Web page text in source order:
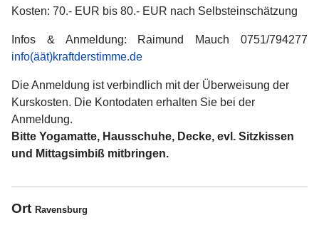
Kosten: 70.- EUR bis 80.- EUR nach Selbsteinschätzung
Infos & Anmeldung: Raimund Mauch 0751/794277
info(äät)kraftderstimme.de
Die Anmeldung ist verbindlich mit der Überweisung der
Kurskosten. Die Kontodaten erhalten Sie bei der
Anmeldung.
Bitte Yogamatte, Hausschuhe, Decke, evl. Sitzkissen
und Mittagsimbiß mitbringen.
Ort Ravensburg